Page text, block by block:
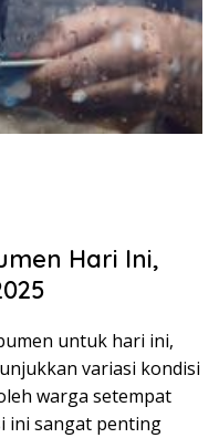
Hari Ini,
untuk hari ini,
variasi kondisi
warga setempat
ini sangat penting